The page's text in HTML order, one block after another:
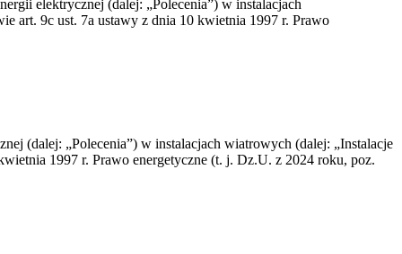
elektrycznej (dalej: „Polecenia”) w instalacjach
art. 9c ust. 7a ustawy z dnia 10 kwietnia 1997 r. Prawo
(dalej: „Polecenia”) w instalacjach wiatrowych (dalej: „Instalacje
1997 r. Prawo energetyczne (t. j. Dz.U. z 2024 roku, poz.